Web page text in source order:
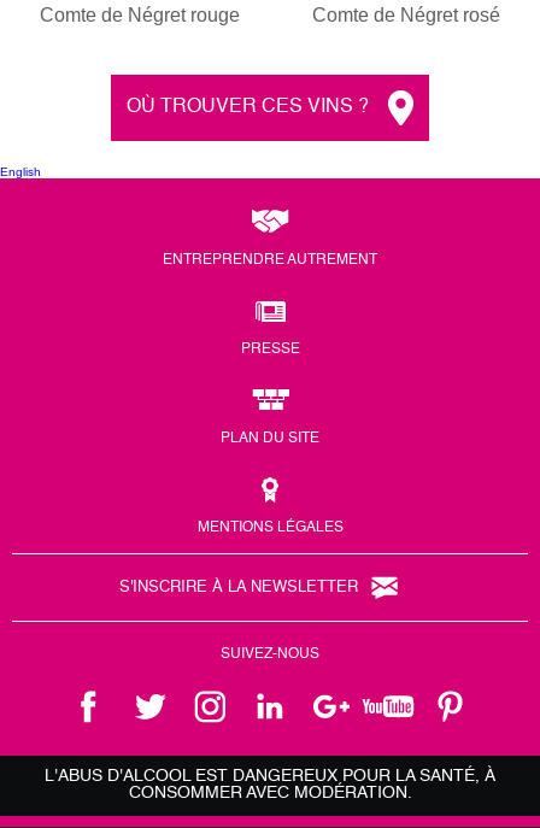
Comte de Négret rouge Comte de Négret rosé
OÙ TROUVER CES VINS ?
English
ENTREPRENDRE AUTREMENT
PRESSE
PLAN DU SITE
MENTIONS LÉGALES
S'INSCRIRE À LA NEWSLETTER
SUIVEZ-NOUS
L'ABUS D'ALCOOL EST DANGEREUX POUR LA SANTÉ, À
CONSOMMER AVEC MODÉRATION.